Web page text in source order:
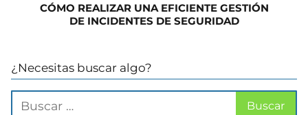
CÓMO REALIZAR UNA EFICIENTE GESTIÓN
DE INCIDENTES DE SEGURIDAD
¿Necesitas buscar algo?